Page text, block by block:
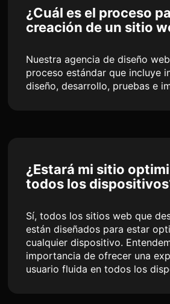
¿Cuál es el proceso
creación de un sitio
Nuestra agencia de diseño
proceso estándar que incluye
diseño, desarrollo, pruebas e
¿Estará mi sitio
todos los
Sí, todos los sitios web que
están diseñados para estar
cualquier dispositivo.
importancia de ofrecer una
usuario fluida en todos los